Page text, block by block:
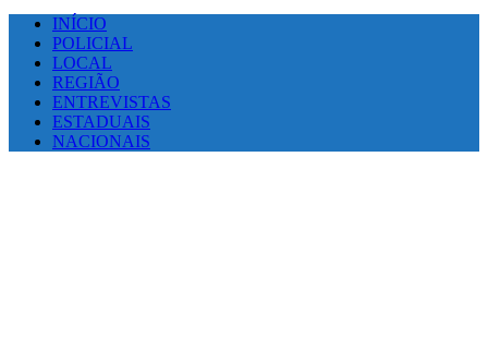
INÍCIO
POLICIAL
LOCAL
REGIÃO
ENTREVISTAS
ESTADUAIS
NACIONAIS